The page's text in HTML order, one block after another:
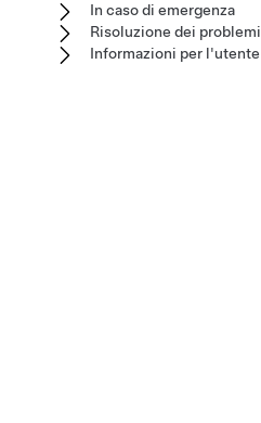
In caso di emergenza
Risoluzione dei problemi
Informazioni per l'utente